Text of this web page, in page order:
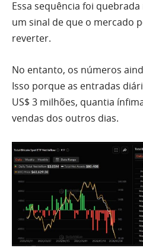
Essa sequência foi
um sinal de que o mercado
reverter.
No entanto, os números
Isso porque as entradas
US$ 3 milhões, quantia
vendas dos outros dias.